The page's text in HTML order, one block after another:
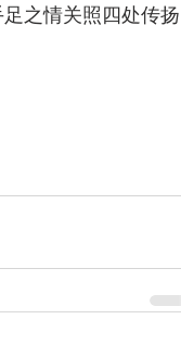
之情关照四处传扬